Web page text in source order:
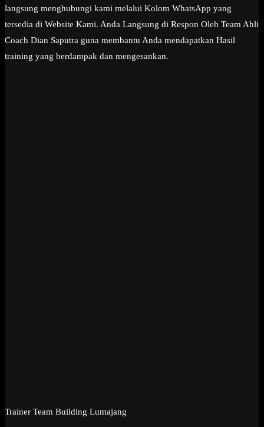
langsung menghubungi kami melalui Kolom WhatsApp yang
tersedia di Website Kami. Anda Langsung di Respon Oleh Team Ahli
Coach Dian Saputra guna membantu Anda mendapatkan Hasil
training yang berdampak dan mengesankan.
Trainer Team Building Lumajang